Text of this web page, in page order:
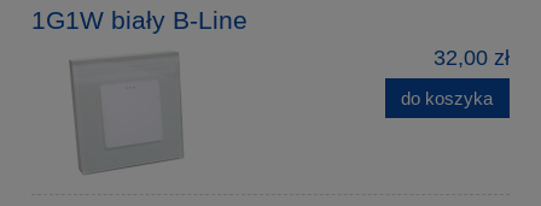
1G1W biały B-Line
32,00 zł
do koszyka